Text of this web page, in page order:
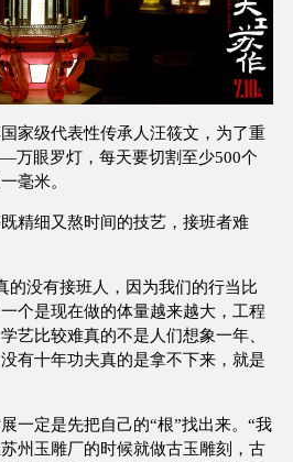
家级代表性传承人汪筱文，为了重
万眼罗灯，每天要切割至少500个
毫米。
精细又熬时间的技艺，接班者难
的没有接班人，因为我们的行当比
个是现在做的体量越来越大，工程
艺比较难真的不是人们想象一年、
有十年功夫真的是拿不下来，就是
一定是先把自己的“根”找出来。“我
州玉雕厂的时候就做古玉雕刻，古